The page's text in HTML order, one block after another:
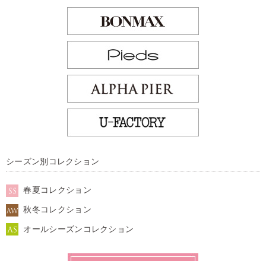
シーズン別コレクション
春夏コレクション
秋冬コレクション
オールシーズンコレクション